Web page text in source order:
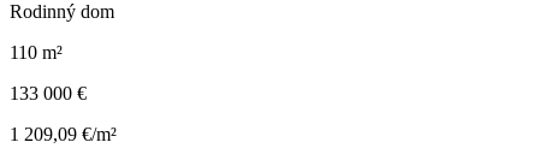
Rodinný dom
110 m²
133 000 €
1 209,09 €/m²